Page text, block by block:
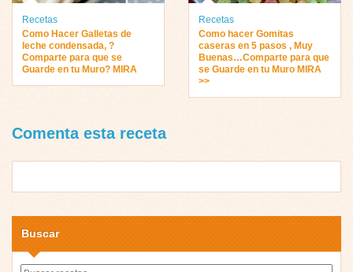
Recetas
Como Hacer Galletas de
leche condensada, ?
Comparte para que se
Guarde en tu Muro? MIRA
Recetas
Como hacer Gomitas
caseras en 5 pasos , Muy
Buenas…Comparte para que
se Guarde en tu Muro MIRA
>>
Comenta esta receta
Buscar